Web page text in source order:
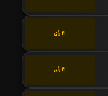
21 رأی
21 رأی